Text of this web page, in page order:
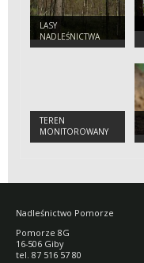
LASY
NADLEŚNICTWA
TEREN
MONITOROWANY
Nadleśnictwo Pomorze
Pomorze 8G
16-506 Giby
tel. 87 516 57 80